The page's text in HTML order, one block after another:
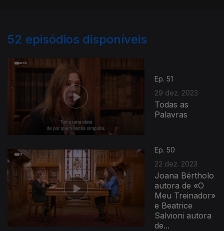
52 episódios disponíveis
Ep. 51
29 dez. 2023
Todas as
Palavras
Ep. 50
22 dez. 2023
Joana Bértholo
autora de «O
Meu Treinador»
e Beatrice
Salvioni autora
de...